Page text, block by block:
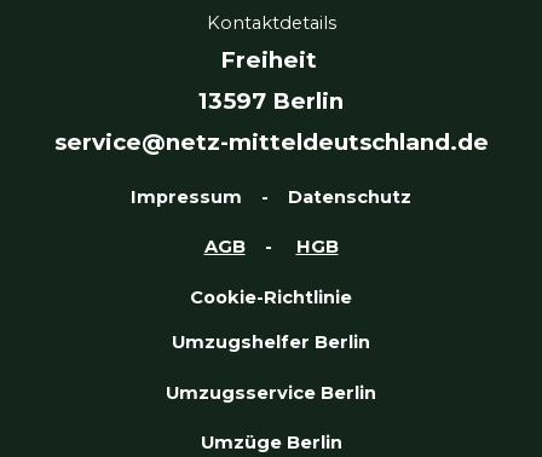
Kontaktdetails
Freiheit
13597 Berlin
service@netz-mitteldeutschland.de
Impressum - Datenschutz
AGB- HGB
Cookie-Richtlinie
Umzugshelfer Berlin
Umzugsservice Berlin
Umzüge Berlin